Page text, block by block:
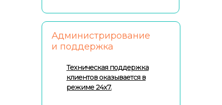
Техническая поддержка
клиентов оказывается в
режиме 24x7.
Администрирование
и поддержка